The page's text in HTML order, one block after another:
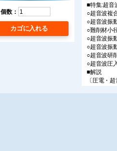
個数：
カゴに入れる
■特集:超音
○超音波複
○超音波振
○難削材小
○超音波振
○超音波振
○超音波研
○超音波圧
■解説
〔圧電・